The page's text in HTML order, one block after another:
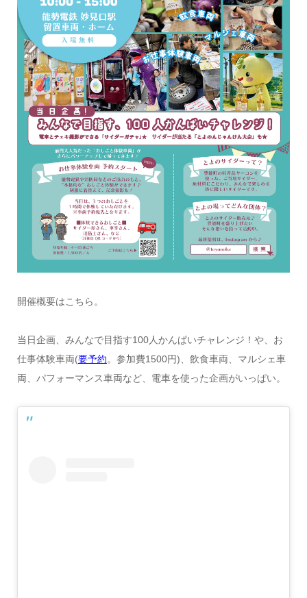
開催概要はこちら。
当日企画、みんなで目指す100人かんぱいチャレンジ！や、お
仕事体験車両(要予約。参加費1500円)、飲食車両、マルシェ車
両、パフォーマンス車両など、電車を使った企画がいっぱい。